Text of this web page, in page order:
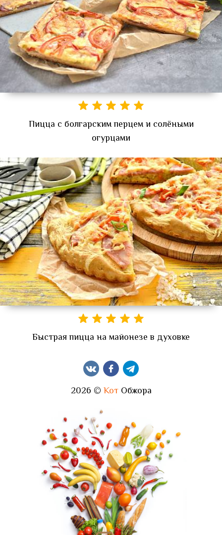
Пицца с болгарским перцем и солёными
огурцами
Быстрая пицца на майонезе в духовке
2026 © КотОбжора